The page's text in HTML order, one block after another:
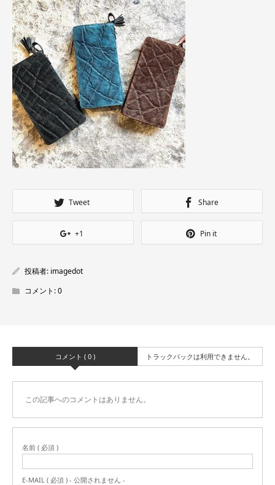
Tweet Share
+1 Pin it
投稿者: imagedot
コメント:0
コメント ( 0 ) トラックバックは利用できません。
この記事へのコメントはありません。
名前 ( 必須 )
E-MAIL ( 必須 ) - 公開されません -